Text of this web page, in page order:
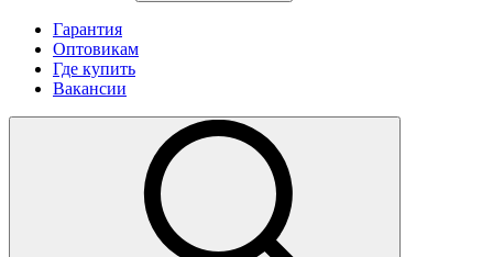
Гарантия
Оптовикам
Где купить
Вакансии